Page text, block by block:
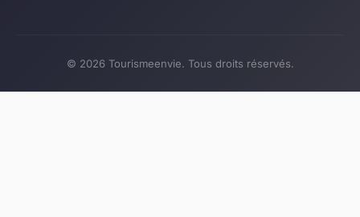
© 2026 Tourismeenvie. Tous droits réservés.